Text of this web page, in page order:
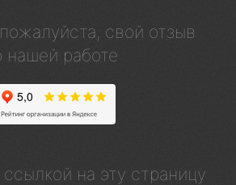
свой отзыв
нашей работе
на эту страницу